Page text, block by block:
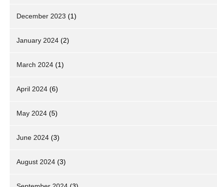
December 2023 (1)
January 2024 (2)
March 2024 (1)
April 2024 (6)
May 2024 (5)
June 2024 (3)
August 2024 (3)